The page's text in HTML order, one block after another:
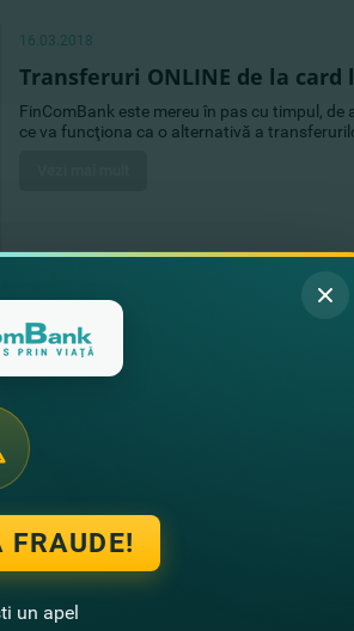
16.03.2018
Transferuri ONLINE de la
FinComBank este mereu în pas cu timpul,
ce va funcţiona ca o alternativă a
La Mulţi Ani, dragi femei!
De 8 martie vă adresăm mulţumiri pentru că
feminitate în orice activitate pe care o
01.03.2018
Cu sărbătoarea Marţişorului!
un apel